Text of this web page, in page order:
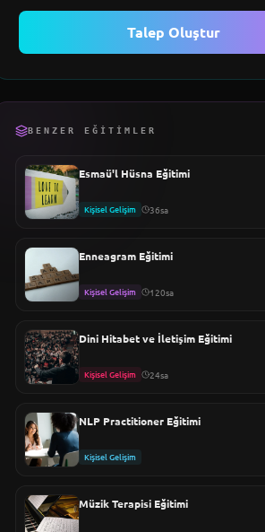
Talep Oluştur
BENZER EĞITIMLER
Esmaü'l Hüsna Eğitimi
Kişisel Gelişim 36sa
Enneagram Eğitimi
Kişisel Gelişim 120sa
Dini Hitabet ve İletişim Eğitimi
Kişisel Gelişim 24sa
NLP Practitioner Eğitimi
Kişisel Gelişim
Müzik Terapisi Eğitimi